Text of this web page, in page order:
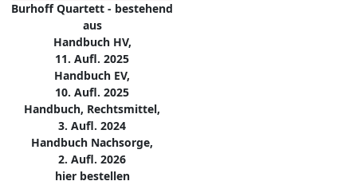
Burhoff Quartett - bestehend
aus
Handbuch HV,
11. Aufl. 2025
Handbuch EV,
10. Aufl. 2025
Handbuch, Rechtsmittel,
3. Aufl. 2024
Handbuch Nachsorge,
2. Aufl. 2026
hier bestellen